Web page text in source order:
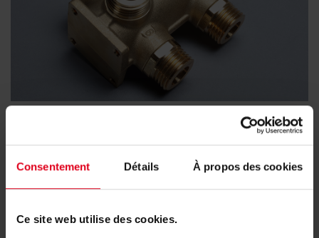
Consentement Détails À propos des cookies
Ce site web utilise des cookies.
Vanne de zone compacte à 6 voies